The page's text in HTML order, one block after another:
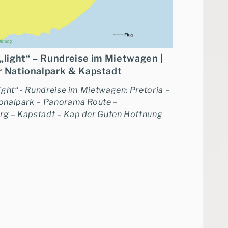
– Rundreise im Mietwagen |
Nationalpark & Kapstadt
- Rundreise im Mietwagen: Pretoria –
– Panorama Route –
– Kapstadt – Kap der Guten Hoffnung